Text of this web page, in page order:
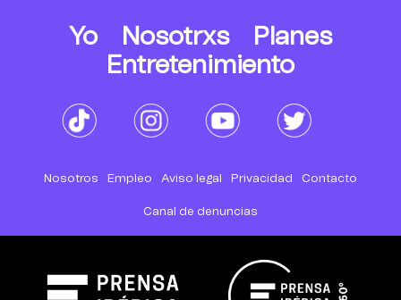
Yo Nosotrxs
Planes
Entretenimiento
Nosotros Empleo Aviso legal Privacidad Contacto
Canal de denuncias